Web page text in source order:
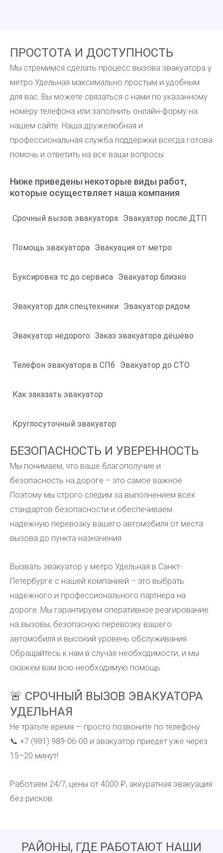
ПРОСТОТА И ДОСТУПНОСТЬ
Мы стремимся сделать процесс вызова эвакуатора у
метро Удельная максимально простым и удобным
для вас. Вы можете связаться с нами по указанному
номеру телефона или заполнить онлайн-форму на
нашем сайте. Наша дружелюбная и
профессиональная служба поддержки всегда готова
помочь и ответить на все ваши вопросы.
Ниже приведены некоторые виды работ,
которые осуществляет наша компания
Срочный вызов эвакуатора Эвакуатор после ДТП
Помощь эвакуатора Эвакуация от метро
Буксировка тс до сервиса Эвакуатор близко
Эвакуатор для спецтехники Эвакуатор рядом
Эвакуатор недорого Заказ эвакуатора дёшево
Телефон эвакуатора в СПб Эвакуатор до СТО
Как заказать эвакуатор
Круглосуточный эвакуатор
БЕЗОПАСНОСТЬ И УВЕРЕННОСТЬ
Мы понимаем, что ваше благополучие и
безопасность на дороге – это самое важное.
Поэтому мы строго следим за выполнением всех
стандартов безопасности и обеспечиваем
надежную перевозку вашего автомобиля от места
вызова до пункта назначения.
Вызвать эвакуатор у метро Удельная в Санкт-
Петербурге с нашей компанией – это выбрать
надежного и профессионального партнера на
дороге. Мы гарантируем оперативное реагирование
на вызовы, безопасную перевозку вашего
автомобиля и высокий уровень обслуживания.
Обращайтесь к нам в случае необходимости, и мы
окажем вам всю необходимую помощь.
🚨 СРОЧНЫЙ ВЫЗОВ ЭВАКУАТОРА
УДЕЛЬНАЯ
Не тратьте время — просто позвоните по телефону
📞 +7 (981) 989-06-00 и эвакуатор приедет уже через
15–20 минут!
Работаем 24/7, цены от 4000 ₽, аккуратная эвакуация
без рисков.
РАЙОНЫ, ГДЕ РАБОТАЮТ НАШИ